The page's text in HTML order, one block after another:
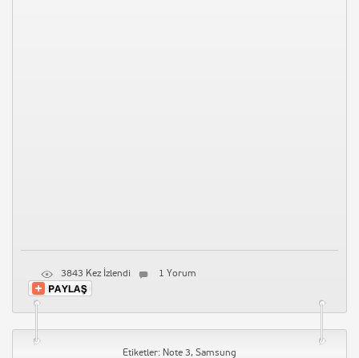
3843 Kez İzlendi 1 Yorum
Etiketler: Note 3, Samsung
Yorum Yapın
Musa Gezici – Çağrı – Rabbin